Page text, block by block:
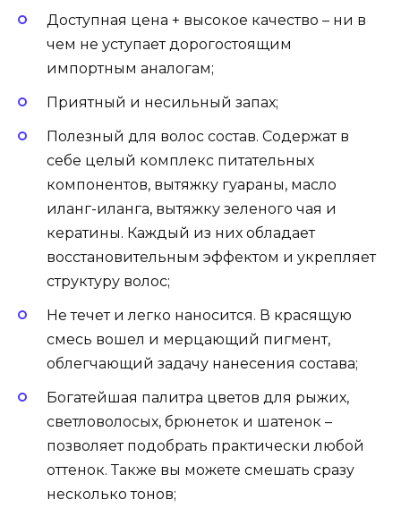
Доступная цена + высокое качество – ни в
чем не уступает дорогостоящим
импортным аналогам;
Приятный и несильный запах;
Полезный для волос состав. Содержат в
себе целый комплекс питательных
компонентов, вытяжку гуараны, масло
иланг-иланга, вытяжку зеленого чая и
кератины. Каждый из них обладает
восстановительным эффектом и укрепляет
структуру волос;
Не течет и легко наносится. В красящую
смесь вошел и мерцающий пигмент,
облегчающий задачу нанесения состава;
Богатейшая палитра цветов для рыжих,
светловолосых, брюнеток и шатенок –
позволяет подобрать практически любой
оттенок. Также вы можете смешать сразу
несколько тонов;